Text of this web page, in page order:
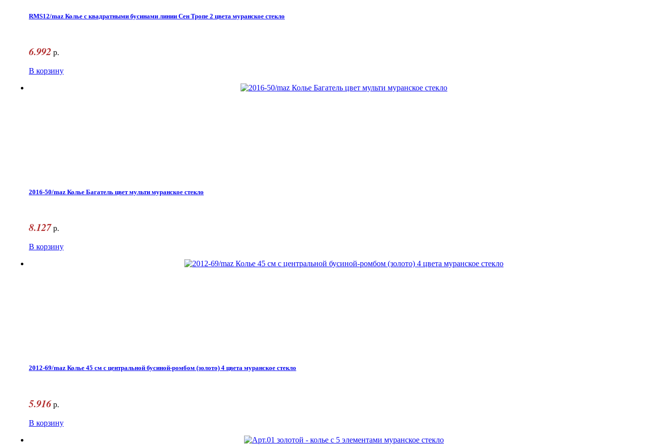
RMS12/maz Колье с квадратными бусинами линии Сен Тропе 2 цвета муранское стекло
6.992 р.
В корзину
2016-50/maz Колье Багатель цвет мульти муранское стекло
8.127 р.
В корзину
2012-69/maz Колье 45 см с центральной бусиной-ромбом (золото) 4 цвета муранское стекло
5.916 р.
В корзину